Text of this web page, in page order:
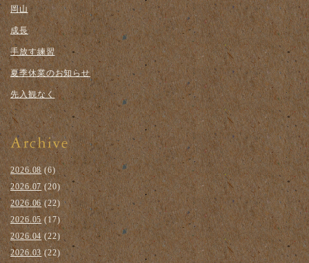
岡山
成長
手放す練習
夏季休業のお知らせ
先入観なく
2026.08(6)
2026.07 (20)
2026.06(22)
2026.05 (17)
2026.04 (22)
2026.03(22)